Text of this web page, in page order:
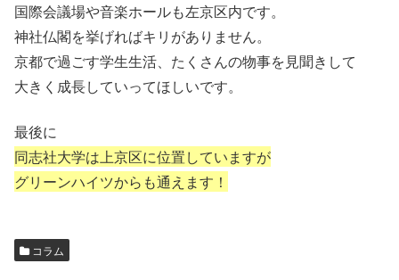
国際会議場や音楽ホールも左京区内です。
神社仏閣を挙げればキリがありません。
京都で過ごす学生生活、たくさんの物事を見聞きして
大きく成長していってほしいです。
最後に
同志社大学は上京区に位置していますが
グリーンハイツからも通えます！
コラム